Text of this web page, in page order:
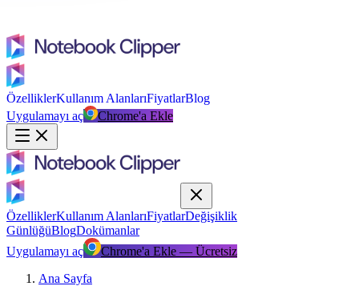
ÖzelliklerKullanım AlanlarıFiyatlarBlog
Uygulamayı aç
Chrome'a Ekle
ÖzelliklerKullanım AlanlarıFiyatlarDeğişiklik
GünlüğüBlogDokümanlar
Uygulamayı aç
Chrome'a Ekle — Ücretsiz
Ana Sayfa